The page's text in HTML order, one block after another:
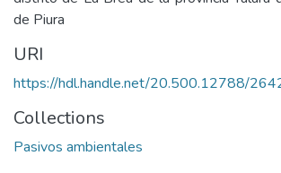
de Piura
URI
https://hdl.handle.net/20.500.12788/
Collections
Pasivos ambientales